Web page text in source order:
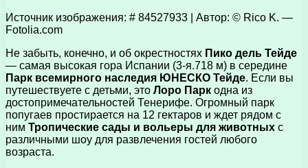
Источник изображения: # 84527933 | Автор: © Rico K. —
Fotolia.com
Не забыть, конечно, и об окрестностях Пико дель Тейде
— самая высокая гора Испании (3-я.718 м) в середине
Парк всемирного наследия ЮНЕСКО Тейде. Если вы
путешествуете с детьми, это Лоро Парк одна из
достопримечательностей Тенерифе. Огромный парк
попугаев простирается на 12 гектаров и ждет рядом с
ним Тропические сады и вольеры для животных с
различными шоу для развлечения гостей любого
возраста.